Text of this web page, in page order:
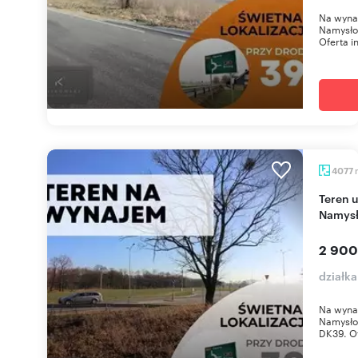
Na
Oferta
4077
Teren usługowy 4077 m² przy DK39 w
2
Na
DK39.